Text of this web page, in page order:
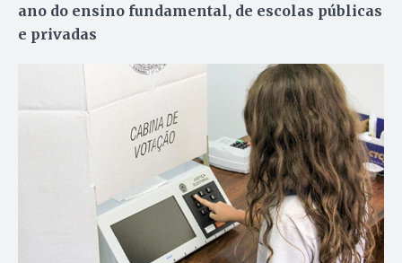
ano do ensino fundamental, de escolas públicas
e privadas